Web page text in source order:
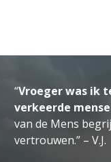
“Vroeger was ik
verkeerde
van de Mens
vertrouwen.” – V.J.